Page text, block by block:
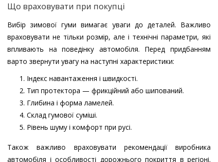
Що враховувати при покупці
Вибір зимової гуми вимагає уваги до деталей. Важливо
враховувати не тільки розмір, але і технічні параметри, які
впливають на поведінку автомобіля. Перед придбанням
варто звернути увагу на наступні характеристики:
Індекс навантаження і швидкості.
Тип протектора — фрикційний або шипований.
Глибина і форма ламелей.
Склад гумової суміші.
Рівень шуму і комфорт при русі.
Також важливо враховувати рекомендації виробника
автомобіля і особливості дорожнього покриття в регіоні.